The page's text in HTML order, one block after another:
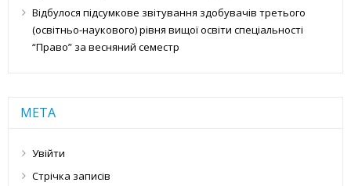
Відбулося підсумкове звітування здобувачів третього
(освітньо-наукового) рівня вищої освіти спеціальності
“Право” за весняний семестр
МЕТА
Увійти
Стрічка записів